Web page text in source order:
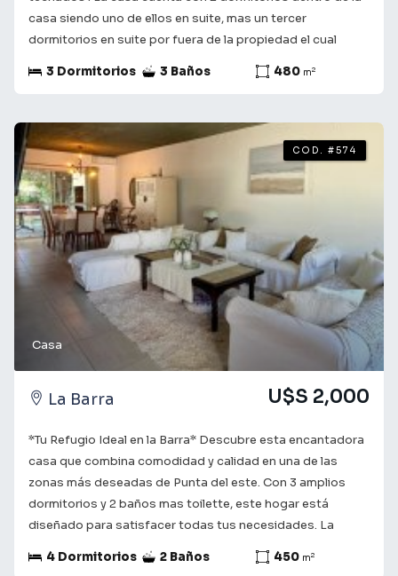
casa siendo uno de ellos en suite, mas un tercer
dormitorios en suite por fuera de la propiedad el cual
comedor con estufa a leña con un deck que unifica el
cercada para mayor privacidad y cuenta por pileta de
exterior.
3 Dormitorios 3 Baños 480 m2
Casa
COD. #574
La Barra U$S 2,000
*Tu Refugio Ideal en la Barra* Descubre esta encantadora
casa que combina comodidad y calidad en una de las
zonas más deseadas de Punta del este. Con 3 amplios
dormitorios y 2 baños mas toilette, este hogar está
diseñado para satisfacer todas tus necesidades. La
de momentos culinarios inolvidables en familia. Living
4 Dormitorios 2 Baños 450 m2